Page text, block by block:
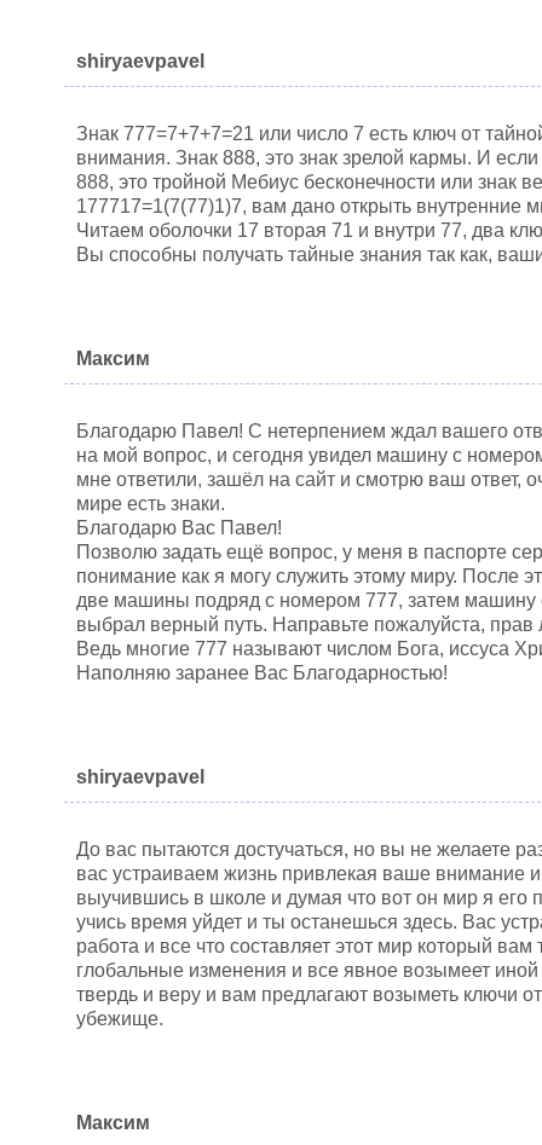
shiryaevpavel
Знак 777=7+7+7=21 или число 7 есть ключ от
внимания. Знак 888, это знак зрелой кармы. И
888, это тройной Мебиус бесконечности или знак
177717=1(7(77)1)7, вам дано открыть внутренние
Читаем оболочки 17 вторая 71 и внутри 77, два
Вы способны получать тайные знания так как,
Максим
Благодарю Павел! С нетерпением ждал вашего
на мой вопрос, и сегодня увидел машину с
мне ответили, зашёл на сайт и смотрю ваш ответ,
мире есть знаки.
Благодарю Вас Павел!
Позволю задать ещё вопрос, у меня в паспорте
понимание как я могу служить этому миру. После
две машины подряд с номером 777, затем
выбрал верный путь. Направьте пожалуйста, прав
Ведь многие 777 называют числом Бога, иссуса
Наполняю заранее Вас Благодарностью!
shiryaevpavel
До вас пытаются достучаться, но вы не желаете
вас устраиваем жизнь привлекая ваше внимание
выучившись в школе и думая что вот он мир я его
учись время уйдет и ты останешься здесь. Вас
работа и все что составляет этот мир который вам
глобальные изменения и все явное возымеет
твердь и веру и вам предлагают возыметь ключи
убежище.
Максим